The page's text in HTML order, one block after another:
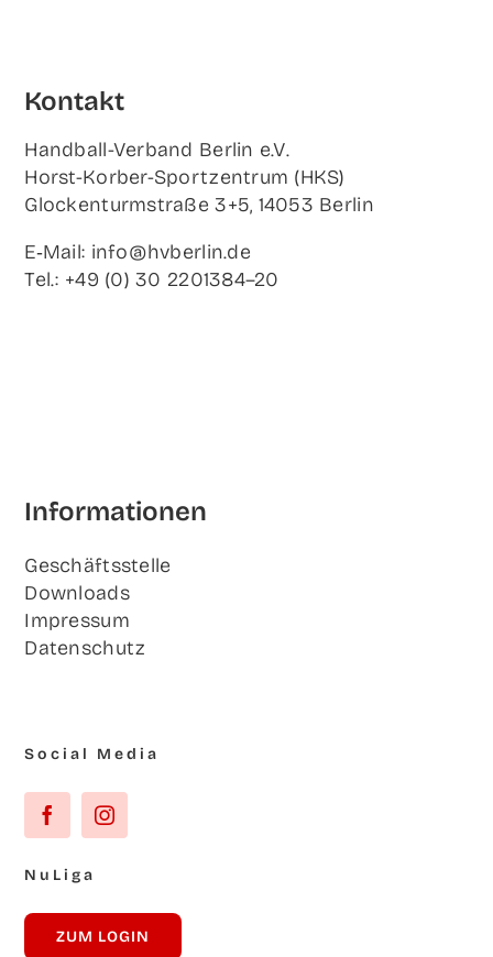
Kon­takt
Hand­ball-Ver­band Ber­lin e.V.
Horst-Korb­er-Sport­zen­trum (HKS)
Glo­cken­turm­stra­ße 3+5, 14053 Berlin
E‑Mail: info@hvberlin.de
Tel.: +49 (0) 30 2201384–20
Infor­ma­tio­nen
Geschäfts­stel­le
Down­loads
Impres­sum
Daten­schutz
Social Media
NuLi­ga
ZUM LOG­IN